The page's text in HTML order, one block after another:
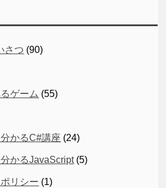
さつ (90)
ゲーム (55)
かるC#講座 (24)
かるJavaScript(5)
リシー (1)